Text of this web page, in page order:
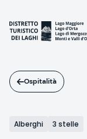
contenuto
principale
Ospitalità
Alberghi 3 stelle